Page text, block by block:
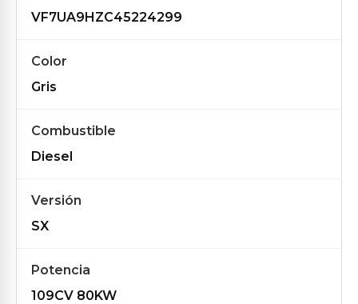
VF7UA9HZC45224299
Color
Gris
Combustible
Diesel
Versión
SX
Potencia
109CV 80KW